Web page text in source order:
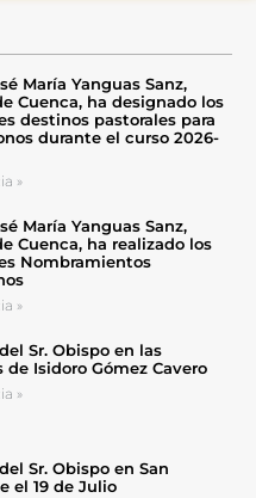
María Yanguas Sanz,
Cuenca, ha designado los
destinos pastorales para
durante el curso 2026-
»
María Yanguas Sanz,
Cuenca, ha realizado los
Nombramientos
»
Sr. Obispo en las
de Isidoro Gómez Cavero
»
Sr. Obispo en San
el 19 de Julio